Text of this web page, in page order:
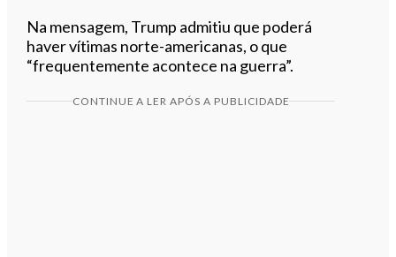
Na mensagem, Trump admitiu que poderá
haver vítimas norte-americanas, o que
“frequentemente acontece na guerra”.
CONTINUE A LER APÓS A PUBLICIDADE